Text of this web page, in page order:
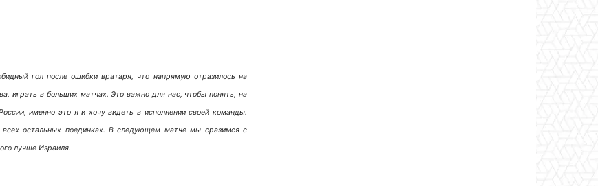
гол после ошибки вратаря, что напрямую отразилось на
играть в больших матчах. Это важно для нас, чтобы понять, на
именно это я и хочу видеть в исполнении своей команды.
остальных поединках. В следующем матче мы сразимся с
лучше Израиля.